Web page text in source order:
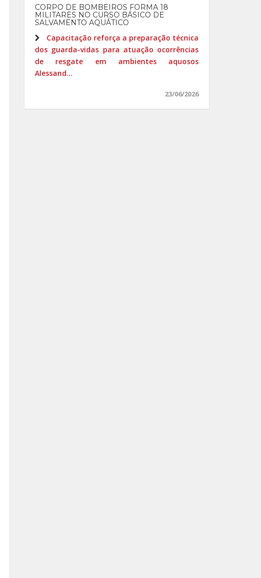
CORPO DE BOMBEIROS FORMA 18
MILITARES NO CURSO BÁSICO DE
SALVAMENTO AQUÁTICO
Capacitação reforça a preparação técnica
dos guarda-vidas para atuação ocorrências
de resgate em ambientes aquosos
Alessand...
23/06/2026